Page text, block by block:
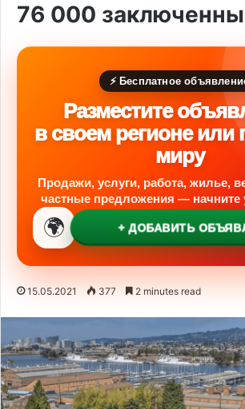
76 000
⚡ Бесплатное
Разместите
в своем регионе или
миру
Продажи, услуги, работа, жилье,
частные предложения — начните
🌍 + ДОБАВИТЬ
15.05.2021 377 2 minutes read